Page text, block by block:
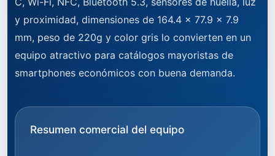
y proximidad, dimensiones de 164.4 × 77.9 × 7.9
mm, peso de 220g y color gris lo convierten en un
equipo atractivo para catálogos mayoristas de
smartphones económicos con buena demanda.
Resumen comercial del equipo